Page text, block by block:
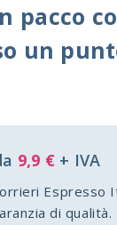
pacco
un
9,9 €+ IVA
Espresso
di qualità.